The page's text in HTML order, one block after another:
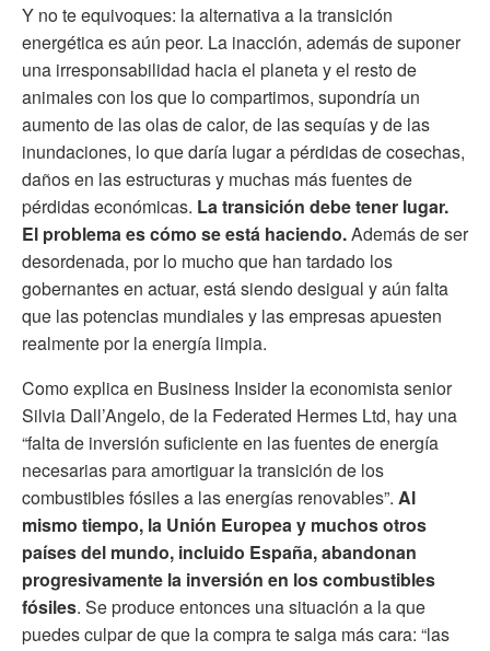
Y no te equivoques: la alternativa a la transición
energética es aún peor. La inacción, además de suponer
una irresponsabilidad hacia el planeta y el resto de
animales con los que lo compartimos, supondría un
aumento de las olas de calor, de las sequías y de las
inundaciones, lo que daría lugar a pérdidas de cosechas,
daños en las estructuras y muchas más fuentes de
pérdidas económicas. La transición debe tener lugar.
El problema es cómo se está haciendo.Además de ser
desordenada, por lo mucho que han tardado los
gobernantes en actuar, está siendo desigual y aún falta
que las potencias mundiales y las empresas apuesten
realmente por la energía limpia.
Como explica en Business Insider la economista senior
Silvia Dall’Angelo, de la Federated Hermes Ltd, hay una
“falta de inversión suficiente en las fuentes de energía
necesarias para amortiguar la transición de los
combustibles fósiles a las energías renovables”. Al
mismo tiempo, la Unión Europea y muchos otros
países del mundo, incluido España, abandonan
progresivamente la inversión en los combustibles
fósiles. Se produce entonces una situación a la que
puedes culpar de que la compra te salga más cara: “las